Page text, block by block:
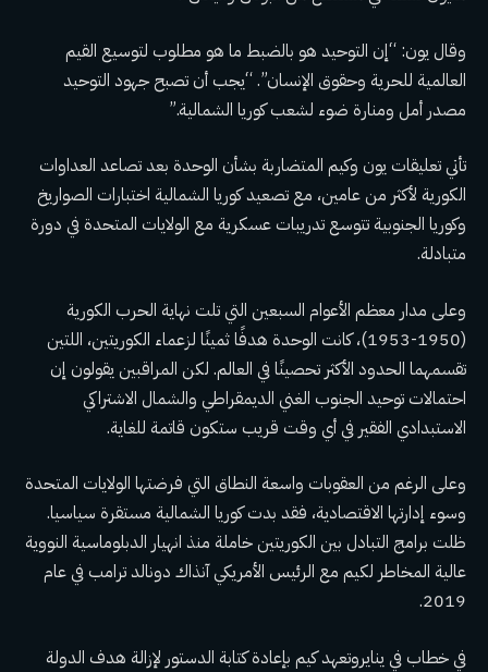
وقال يون: “إن التوحيد هو بالضبط ما هو مطلوب لتوسيع القيم
العالمية للحرية وحقوق الإنسان”. “يجب أن تصبح جهود التوحيد
مصدر أمل ومنارة ضوء لشعب كوريا الشمالية.”
تأتي تعليقات يون وكيم المتضاربة بشأن الوحدة بعد تصاعد العداوات
الكورية لأكثر من عامين، مع تصعيد كوريا الشمالية اختبارات الصواريخ
وكوريا الجنوبية تتوسع تدريبات عسكرية مع الولايات المتحدة في دورة
متبادلة.
وعلى مدار معظم الأعوام السبعين التي تلت نهاية الحرب الكورية
(1950-1953)، كانت الوحدة هدفًا ثمينًا لزعماء الكوريتين، اللتين
تقسمهما الحدود الأكثر تحصينًا في العالم. لكن المراقبين يقولون إن
احتمالات توحيد الجنوب الغني الديمقراطي والشمال الاشتراكي
الاستبدادي الفقير في أي وقت قريب ستكون قاتمة للغاية.
وعلى الرغم من العقوبات واسعة النطاق التي فرضتها الولايات المتحدة
وسوء إدارتها الاقتصادية، فقد بدت كوريا الشمالية مستقرة سياسيا.
ظلت برامج التبادل بين الكوريتين خاملة منذ انهيار الدبلوماسية النووية
عالية المخاطر لكيم مع الرئيس الأمريكي آنذاك دونالد ترامب في عام
2019.
في خطاب في ينايروتعهد كيم بإعادة كتابة الدستور لإزالة هدف الدولة